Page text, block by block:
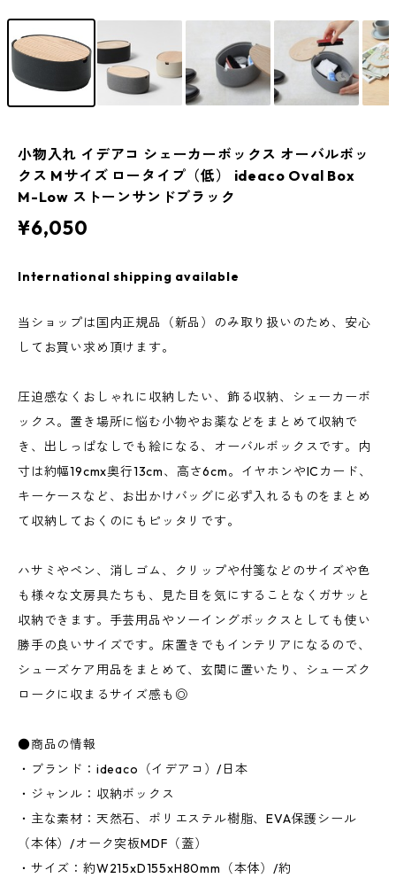
小物入れ イデアコ シェーカーボックス オーバルボッ
クス Mサイズ ロータイプ（低） ideaco Oval Box
M-Low ストーンサンドブラック
¥6,050
International shipping available
当ショップは国内正規品（新品）のみ取り扱いのため、安心
してお買い求め頂けます。
圧迫感なくおしゃれに収納したい、飾る収納、シェーカーボ
ックス。置き場所に悩む小物やお薬などをまとめて収納で
き、出しっぱなしでも絵になる、オーバルボックスです。内
寸は約幅19cmx奥行13cm、高さ6cm。イヤホンやICカード、
キーケースなど、お出かけバッグに必ず入れるものをまとめ
て収納しておくのにもピッタリです。
ハサミやペン、消しゴム、クリップや付箋などのサイズや色
も様々な文房具たちも、見た目を気にすることなくガサッと
収納できます。手芸用品やソーイングボックスとしても使い
勝手の良いサイズです。床置きでもインテリアになるので、
シューズケア用品をまとめて、玄関に置いたり、シューズク
ロークに収まるサイズ感も◎
●商品の情報
・ブランド：ideaco（イデアコ）/日本
・ジャンル：収納ボックス
・主な素材：天然石、ポリエステル樹脂、EVA保護シール
（本体）/オーク突板MDF（蓋）
・サイズ：約W215xD155xH80mm（本体）/約